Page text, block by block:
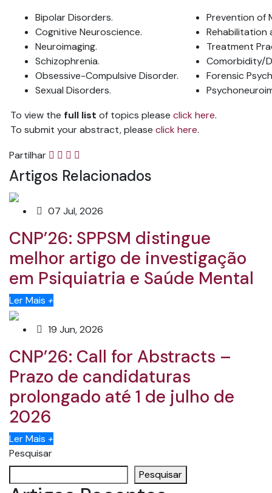
Bipolar Disorders.
Cognitive Neuroscience.
Neuroimaging.
Schizophrenia.
Obsessive-Compulsive Disorder.
Sexual Disorders.
Prevention of
Rehabilitation
Treatment
Comorbidity/
Forensic
To view the full list of topics please click here.
To submit your abstract, please click here.
Partilhar
Artigos Relacionados
07 Jul, 2026
CNP’26: SPPSM distingue
melhor artigo de investigação
em Psiquiatria e Saúde Mental
Ler Mais +
19 Jun, 2026
CNP’26: Call for Abstracts –
Prazo de candidaturas
prolongado até 1 de julho de
2026
Ler Mais +
Pesquisar
Pesquisar